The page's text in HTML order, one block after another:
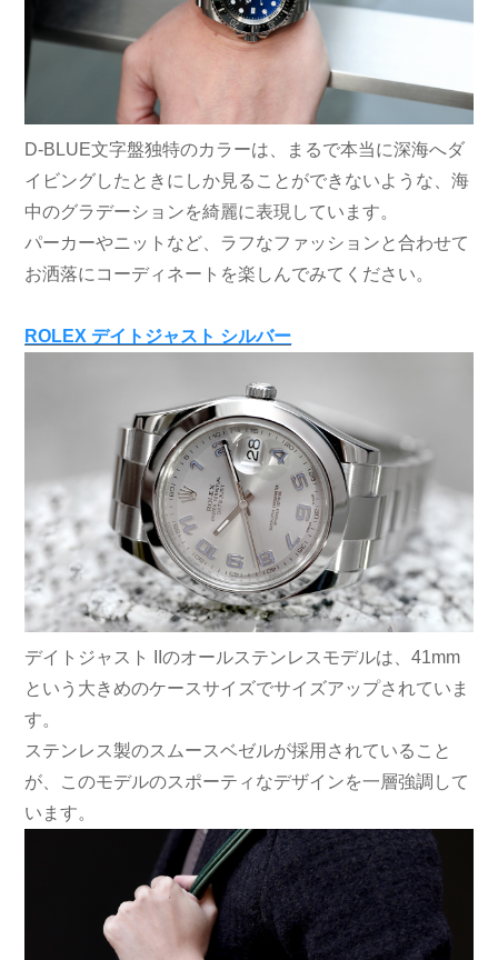
D-BLUE文字盤独特のカラーは、まるで本当に深海へダ
イビングしたときにしか見ることができないような、海
中のグラデーションを綺麗に表現しています。
パーカーやニットなど、ラフなファッションと合わせて
お洒落にコーディネートを楽しんでみてください。
ROLEX デイトジャスト シルバー
デイトジャスト IIのオールステンレスモデルは、41mm
という大きめのケースサイズでサイズアップされていま
す。
ステンレス製のスムースベゼルが採用されていること
が、このモデルのスポーティなデザインを一層強調して
います。